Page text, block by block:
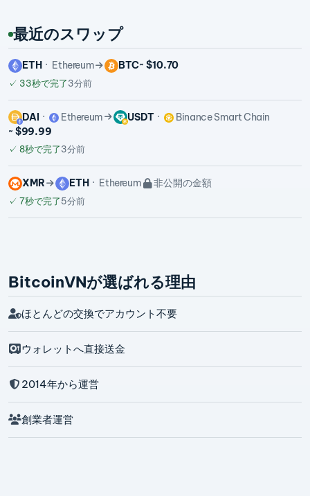
最近のスワップ
ETH Ethereum BTC~ $10.70
✓ 33秒で完了3分前
DAI Ethereum USDT
Binance Smart Chain
~ $99.99
✓ 8秒で完了3分前
XMR ETH Ethereum 非公開の金額
✓ 7秒で完了5分前
BitcoinVNが選ばれる理由
ほとんどの交換でアカウント不要
ウォレットへ直接送金
2014年から運営
創業者運営